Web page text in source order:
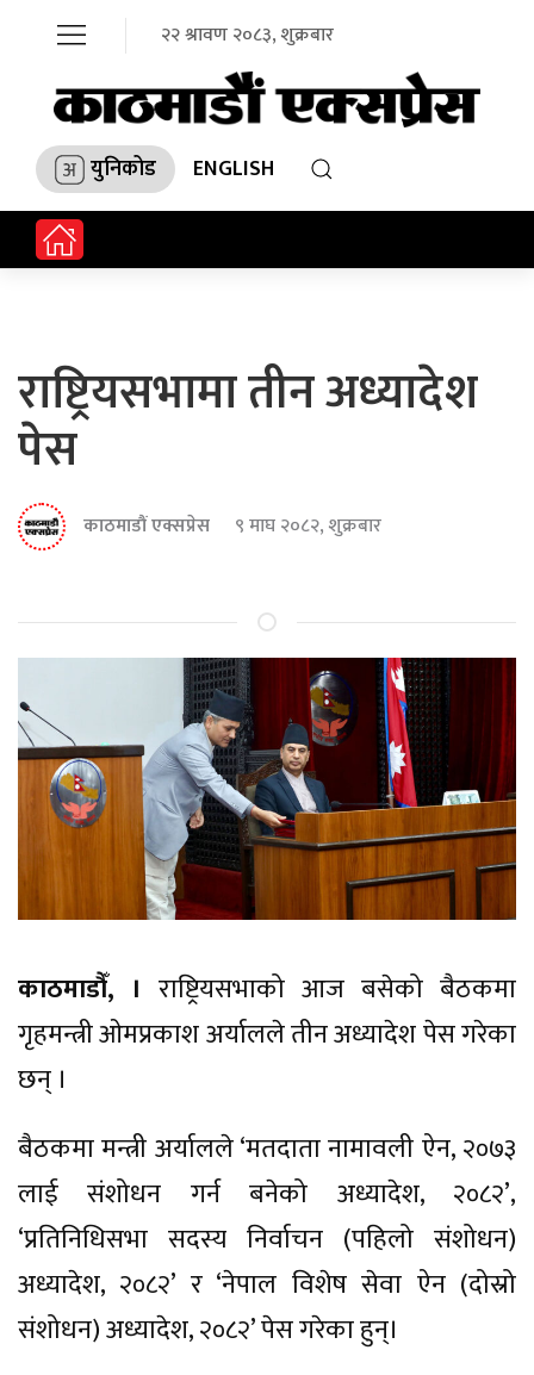
२२ श्रावण २०८३, शुक्रबार
युनिकोड ENGLISH
राष्ट्रियसभामा तीन अध्यादेश
पेस
काठमाडौं एक्सप्रेस ९ माघ २०८२, शुक्रबार
काठमाडौँ, । राष्ट्रियसभाको आज बसेको बैठकमा
गृहमन्त्री ओमप्रकाश अर्यालले तीन अध्यादेश पेस गरेका
छन् ।
बैठकमा मन्त्री अर्यालले ‘मतदाता नामावली ऐन, २०७३
लाई संशोधन गर्न बनेको अध्यादेश, २०८२’,
‘प्रतिनिधिसभा सदस्य निर्वाचन (पहिलो संशोधन)
अध्यादेश, २०८२’ र ‘नेपाल विशेष सेवा ऐन (दोस्रो
संशोधन) अध्यादेश, २०८२’ पेस गरेका हुन्।